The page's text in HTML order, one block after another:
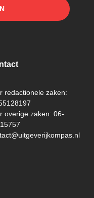
redactionele zaken:
overige zaken: 06-